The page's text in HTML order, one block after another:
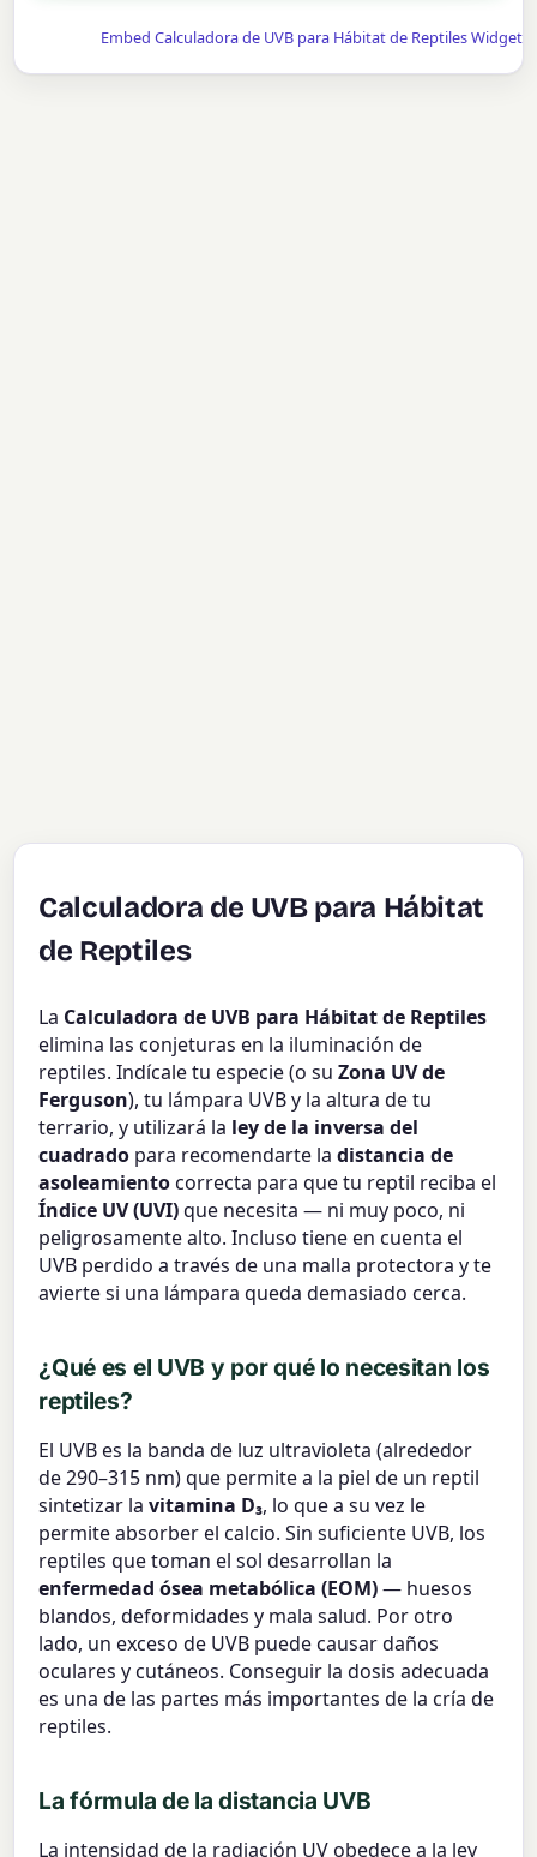
Embed Calculadora de UVB para Hábitat de Reptiles Widget
Calculadora de UVB para Hábitat
de Reptiles
La Calculadora de UVB para Hábitat de Reptiles
elimina las conjeturas en la iluminación de
reptiles. Indícale tu especie (o suZona UV de
Ferguson), tu lámpara UVB y la altura de tu
terrario, y utilizará la ley de la inversa del
cuadrado para recomendarte ladistancia de
asoleamientocorrecta para que tu reptil reciba el
Índice UV (UVI)que necesita — ni muy poco, ni
peligrosamente alto. Incluso tiene en cuenta el
UVB perdido a través de una malla protectora y te
avierte si una lámpara queda demasiado cerca.
¿Qué es el UVB y por qué lo necesitan los
reptiles?
El UVB es la banda de luz ultravioleta (alrededor
de 290–315 nm) que permite a la piel de un reptil
sintetizar lavitamina D₃, lo que a su vez le
permite absorber el calcio. Sin suficiente UVB, los
reptiles que toman el sol desarrollan la
enfermedad ósea metabólica (EOM)— huesos
blandos, deformidades y mala salud. Por otro
lado, un exceso de UVB puede causar daños
oculares y cutáneos. Conseguir la dosis adecuada
es una de las partes más importantes de la cría de
reptiles.
La fórmula de la distancia UVB
La intensidad de la radiación UV obedece a la ley